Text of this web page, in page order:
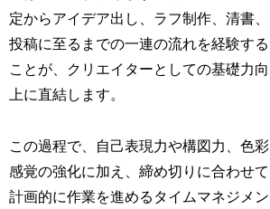
定からアイデア出し、ラフ制作、清書、
投稿に至るまでの一連の流れを経験する
ことが、クリエイターとしての基礎力向
上に直結します。
この過程で、自己表現力や構図力、色彩
感覚の強化に加え、締め切りに合わせて
計画的に作業を進めるタイムマネジメン